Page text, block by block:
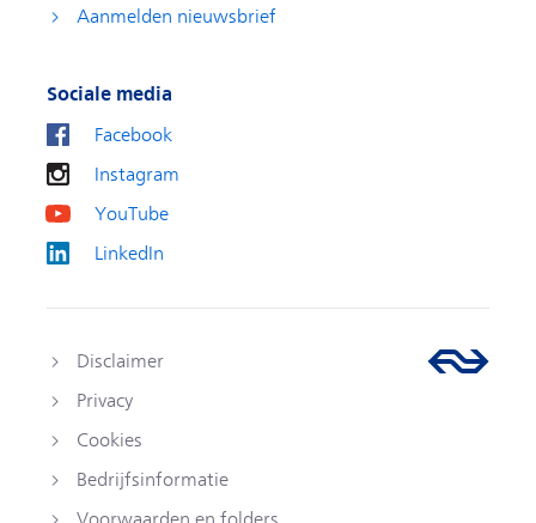
Aanmelden nieuwsbrief
Sociale media
Facebook
Instagram
YouTube
LinkedIn
Disclaimer
Privacy
Cookies
Bedrijfsinformatie